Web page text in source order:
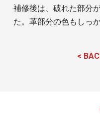
補修後は、破れた部分
た。革部分の色もしっ
<